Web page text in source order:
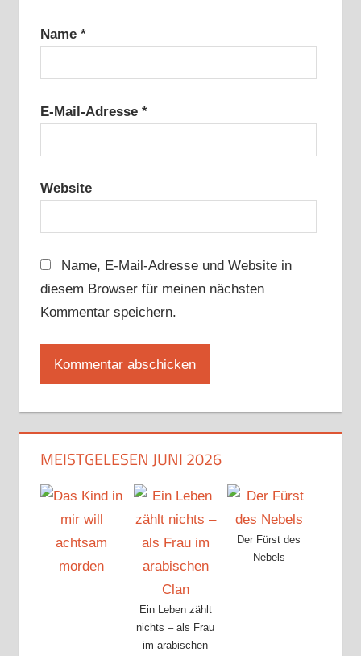
Name *
E-Mail-Adresse *
Website
Name, E-Mail-Adresse und Website in
diesem Browser für meinen nächsten
Kommentar speichern.
MEISTGELESEN JUNI 2026
Ein Leben zählt
nichts – als Frau
im arabischen
Der Fürst des
Nebels